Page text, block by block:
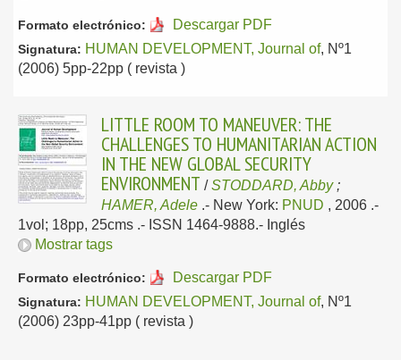
Formato electrónico: Descargar PDF
Signatura: HUMAN DEVELOPMENT, Journal of, Nº1
(2006) 5pp-22pp ( revista )
LITTLE ROOM TO MANEUVER: THE
CHALLENGES TO HUMANITARIAN ACTION
IN THE NEW GLOBAL SECURITY
ENVIRONMENT /STODDARD, Abby;
HAMER, Adele .- New York: PNUD , 2006 .-
1vol; 18pp, 25cms .- ISSN 1464-9888.- Inglés
Mostrar tags
Formato electrónico: Descargar PDF
Signatura: HUMAN DEVELOPMENT, Journal of, Nº1
(2006) 23pp-41pp ( revista )